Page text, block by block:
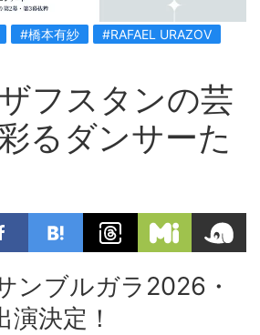
#橋本有紗 #RAFAEL URAZOV
フスタンの芸
るダンサーた
ンブルガラ2026・
演決定！